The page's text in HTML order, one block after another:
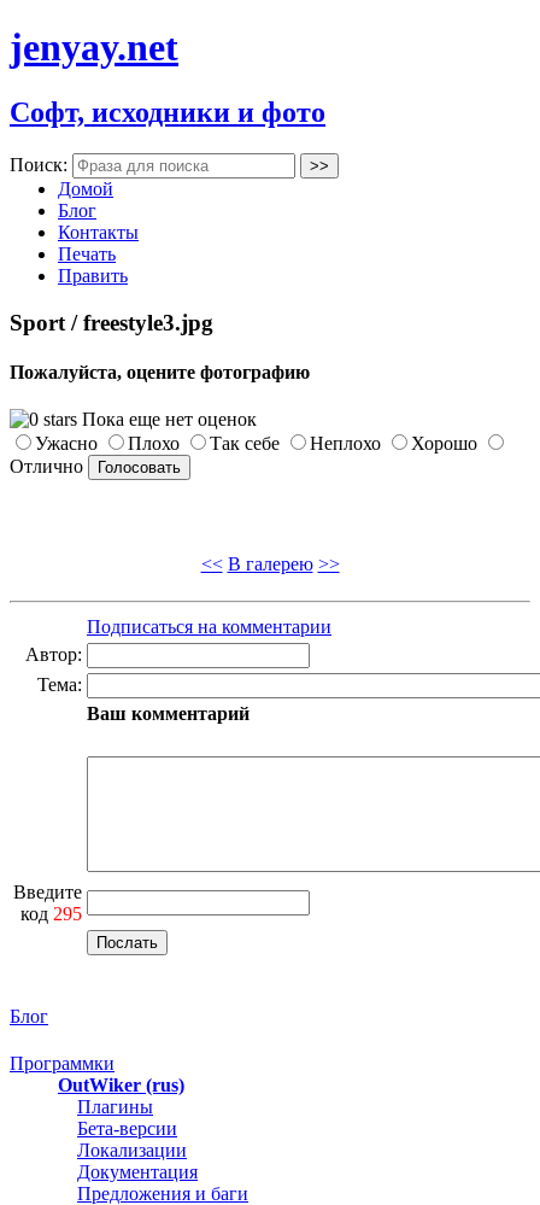
jenyay.net
Софт, исходники и фото
Поиск:
Домой
Блог
Контакты
Печать
Править
Sport / freestyle3.jpg
Пожалуйста, оцените фотографию
Пока еще нет оценок
Ужасно
Плохо Так себе Неплохо
Хорошо
Отлично
<< В галерею >>
Подписаться на комментарии
Автор:
Тема:
Ваш комментарий
Введите
код 295
Блог
Программки
OutWiker (rus)
Плагины
Бета-версии
Локализации
Документация
Предложения и баги